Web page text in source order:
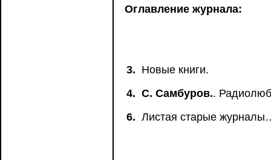
Оглавление журнала:
3. Новые книги.
4. С. Самбуров..
6. Листая старые